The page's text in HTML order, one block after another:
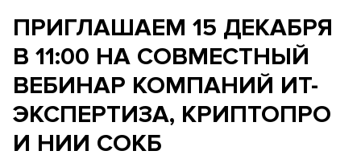
ПРИГЛАШАЕМ 15 ДЕКАБРЯ
В 11:00 НА СОВМЕСТНЫЙ
ВЕБИНАР КОМПАНИЙ ИТ-
ЭКСПЕРТИЗА, КРИПТОПРО
И НИИ СОКБ